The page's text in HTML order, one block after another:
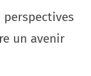
un avenir